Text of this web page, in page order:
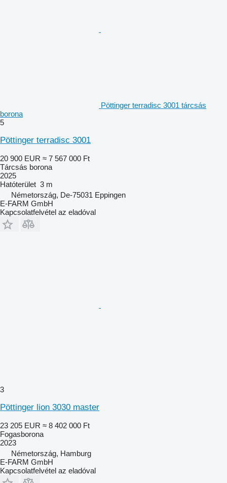
Pöttinger terradisc 3001 tárcsás
borona
5
Pöttinger terradisc 3001
20 900 EUR ≈ 7 567 000 Ft
Tárcsás borona
2025
Hatóterület 3 m
Németország, De-75031 Eppingen
E-FARM GmbH
Kapcsolatfelvétel az eladóval
3
Pöttinger lion 3030 master
23 205 EUR ≈ 8 402 000 Ft
Fogasborona
2023
Németország, Hamburg
E-FARM GmbH
Kapcsolatfelvétel az eladóval